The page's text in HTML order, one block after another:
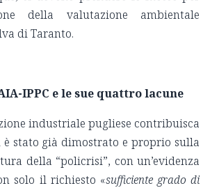
della valutazione ambientale
di Taranto.
IPPC e le sue quattro lacune
industriale pugliese contribuisca
stato già dimostrato e proprio sulla
della “policrisi”, con un’evidenza
solo il richiesto «sufficiente grado di